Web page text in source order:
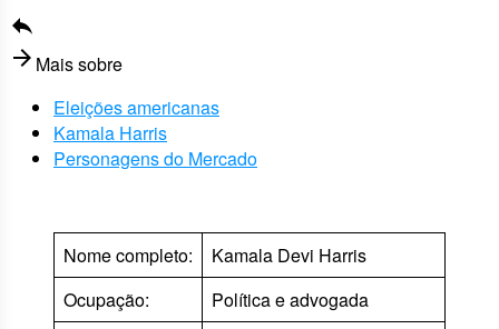
reply
arrow_forward Mais sobre
Eleições americanas
Kamala Harris
Personagens do Mercado
Nome completo:
Kamala Devi Harris
Ocupação:
Política e advogada